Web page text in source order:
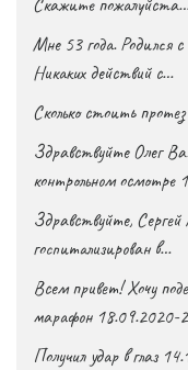
Мне 53 года. Родился с
Никаких действий с…
Сколько стоить протез
Здравствуйте Олег
контрольном осмотре
Здравствуйте, Сергей
госпитализирован в…
Всем привет! Хочу
марафон 18.09.2020-
Получил удар в глаз